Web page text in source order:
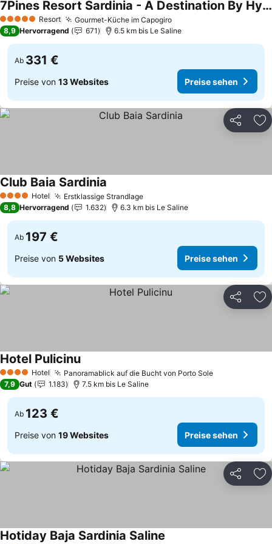
5 Sterne Resort Gourmet-Küche im CapogiroPreise sehen
7Pines Resort Sardinia - A Destination By Hyatt
Preise sehen
8,9 Hervorragend 671 6.5 km bis Le Saline
Ab 331 €
Preise von 13 Websites Preise sehen
Teilen
4 Sterne Hotel Erstklassige StrandlagePreise sehen
Club Baia Sardinia
8,8 Hervorragend 1.632 6.3 km bis Le Saline
Ab 197 €
Preise von 5 Websites Preise sehen
Teilen
4 Sterne Hotel Panoramablick auf die Bucht von Porto SolePreise sehen
Hotel PulicinuPreise sehen
7,9 Gut 1.183 7.5 km bis Le Saline
Ab 123 €
Preise von 19 Websites Preise sehen
Teilen
Hotiday Baja Sardinia Saline